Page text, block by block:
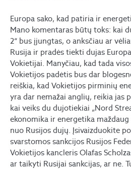
Europa sako, kad patiria ir
Mano komentaras būtų toks: kai
2“ bus įjungtas, o anksčiau ar
Rusija ir pradės tiekti dujas
Vokietijai. Manyčiau, kad tada
Vokietijos padėtis bus dar
reiškia, kad Vokietijos pirminių
yra dar nemažai anglių, reikia jas
kai veiks du dujotiekiai „Nord
ekonomika ir energetika
nuo Rusijos dujų. Įsivaizduokite
svarstomos sankcijos Rusijos
Vokietijos kancleris Olafas
ar taikyti Rusijai sankcijas, ar ne.